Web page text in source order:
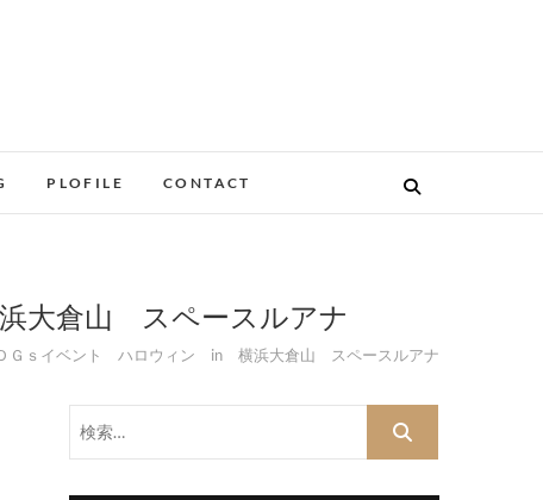
PLOFILE CONTACT
大倉山 スペースルアナ
Ｇｓイベント ハロウィン in 横浜大倉山 スペースルアナ